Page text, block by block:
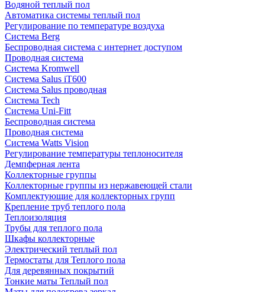
Водяной теплый пол
Автоматика системы теплый пол
Регулирование по температуре воздуха
Система Berg
Беспроводная система с интернет доступом
Проводная система
Система Kromwell
Система Salus iT600
Система Salus проводная
Система Tech
Система Uni-Fitt
Беспроводная система
Проводная система
Система Watts Vision
Регулирование температуры теплоносителя
Демпферная лента
Коллекторные группы
Коллекторные группы из нержавеющей стали
Комплектующие для коллекторных групп
Крепление труб теплого пола
Теплоизоляция
Трубы для теплого пола
Шкафы коллекторные
Электрический теплый пол
Термостаты для Теплого пола
Для деревянных покрытий
Тонкие маты Теплый пол